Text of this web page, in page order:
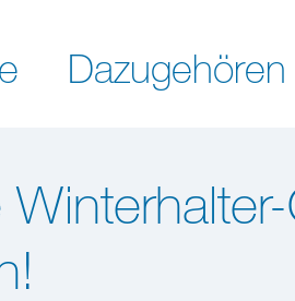
Dazugehören